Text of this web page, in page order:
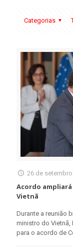
Categorias
26 de
Acordo
Vietnã
Durante a reunião
ministro do Vietnã,
para o acordo de